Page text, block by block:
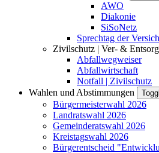
AWO
Diakonie
SiSoNetz
Sprechtag der
Zivilschutz | Ver- &
Abfallwegweiser
Abfallwirtschaft
Notfall | Zivilschutz
Wahlen und Abstimmungen
Bürgermeisterwahl 2026
Landratswahl 2026
Gemeinderatswahl 2026
Kreistagswahl 2026
Bürgerentscheid